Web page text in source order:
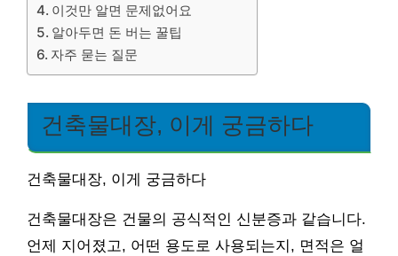
이것만 알면 문제없어요
알아두면 돈 버는 꿀팁
자주 묻는 질문
건축물대장, 이게 궁금하다
건축물대장, 이게 궁금하다
건축물대장은 건물의 공식적인 신분증과 같습니다.
언제 지어졌고, 어떤 용도로 사용되는지, 면적은 얼